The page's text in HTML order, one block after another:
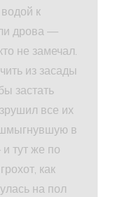
к
дрова —
не замечал.
из засады
застать
все их
в
тут же по
как
на пол